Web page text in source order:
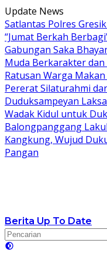
Langsung
ke
konten
Update News
Satlantas Polres
“Jumat Berkah
Gabungan Saka
Muda Berkarakter dan
Ratusan Warga
Pererat Silaturahmi
Duduksampeyan
Wadak Kidul untuk
Balongpanggang
Kangkung, Wujud
Pangan
Berita Up To Date